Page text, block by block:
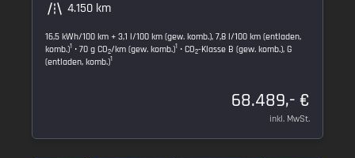
4.150 km
16,5 kWh/100 km + 3,1 l/100 km (gew. komb.), 7,8 l/100 km (entladen,
komb.)1 • 70 g CO2/km (gew. komb.)1 • CO2-Klasse B (gew. komb.), G
(entladen, komb.)1
68.489,- €
inkl. MwSt.